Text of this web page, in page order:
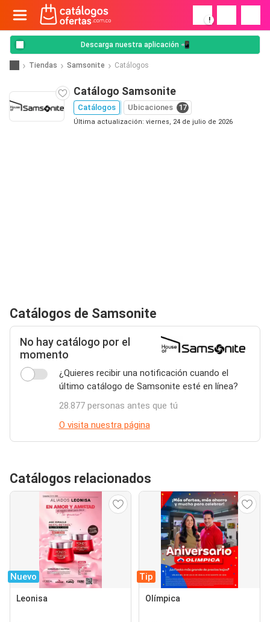
!
Descarga nuestra aplicación 📲
Tiendas Samsonite Catálogos
Catálogo Samsonite
Catálogos Ubicaciones 17
Última actualización: viernes, 24 de julio de 2026
Catálogos de Samsonite
No hay catálogo por el
momento
¿Quieres recibir una notificación cuando el
último catálogo de Samsonite esté en línea?
28.877 personas antes que tú
O visita nuestra página
Catálogos relacionados
Nuevo
Leonisa
Tip
Olímpica